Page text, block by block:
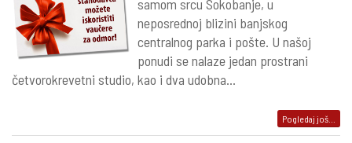
samom srcu Sokobanje, u
neposrednoj blizini banjskog
centralnog parka i pošte. U našoj
ponudi se nalaze jedan prostrani
četvorokrevetni studio, kao i dva udobna...
Pogledaj još...